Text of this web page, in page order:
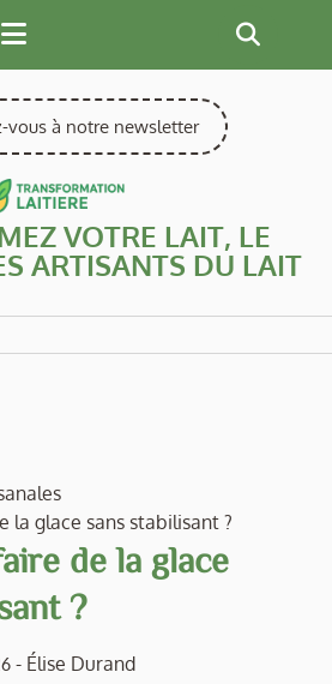
vous à notre newsletter
VOTRE LAIT, LE
ARTISANTS DU LAIT
la glace sans stabilisant ?
de la glace
?
- Élise Durand